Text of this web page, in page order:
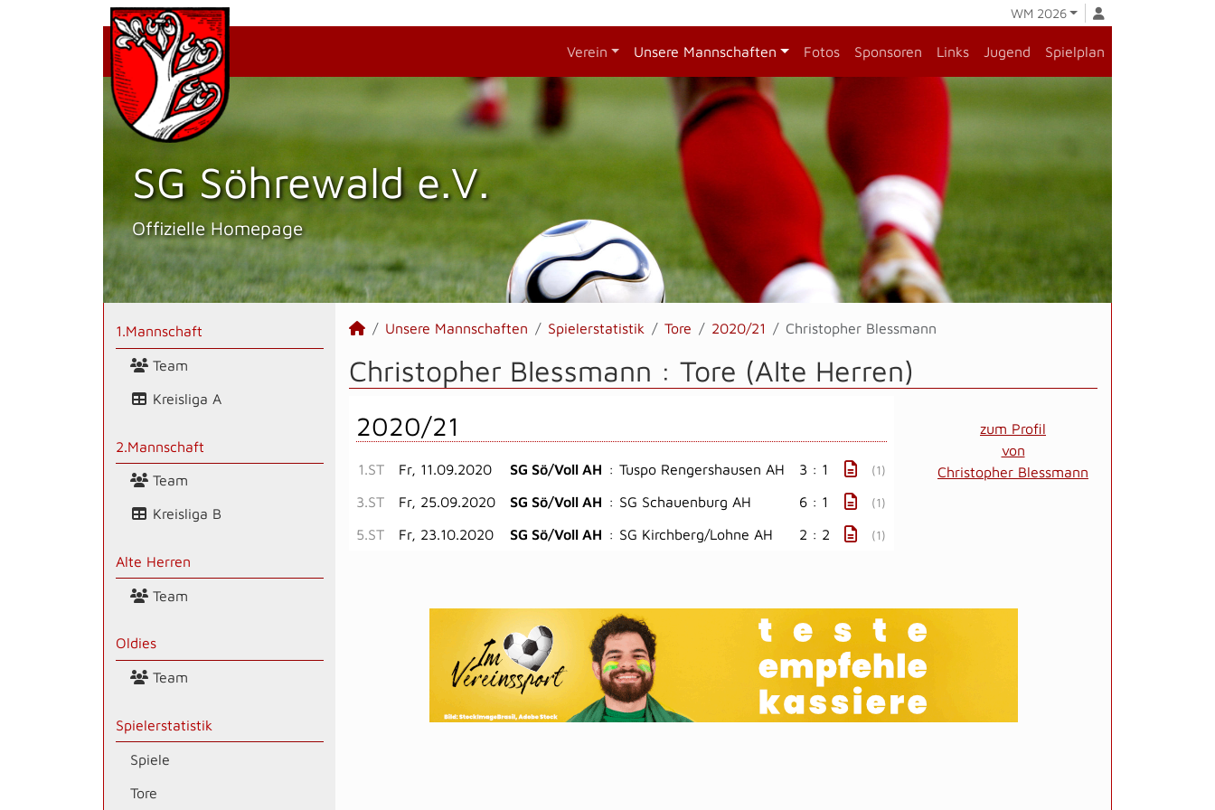
WM 2026
Verein Unsere Mannschaften Fotos Sponsoren Links Jugend Spielplan
SG Söhrewald e.V.
Offizielle Homepage
1.Mannschaft
Team
Kreisliga A
2.Mannschaft
Team
Kreisliga B
Alte Herren
Team
Oldies
Team
Spielerstatistik
Spiele
Tore
Unsere Mannschaften Spielerstatistik Tore 2020/21 Christopher Blessmann
Christopher Blessmann : Tore (Alte Herren)
zum Profil
von
Christopher Blessmann
2020/21
1.ST Fr, 11.09.2020 SG Sö/Voll AH : Tuspo Rengershausen AH 3 : 1 (1)
3.ST Fr, 25.09.2020 SG Sö/Voll AH : SG Schauenburg AH 6 : 1 (1)
5.ST Fr, 23.10.2020 SG Sö/Voll AH : SG Kirchberg/Lohne AH 2 : 2 (1)